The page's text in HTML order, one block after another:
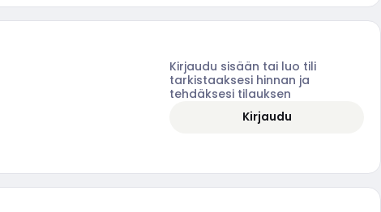
Kirjaudu sisään tai luo tili
tarkistaaksesi hinnan ja
tehdäksesi tilauksen
Kirjaudu